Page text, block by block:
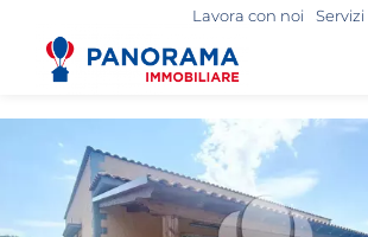
Lavora con noi Servizi